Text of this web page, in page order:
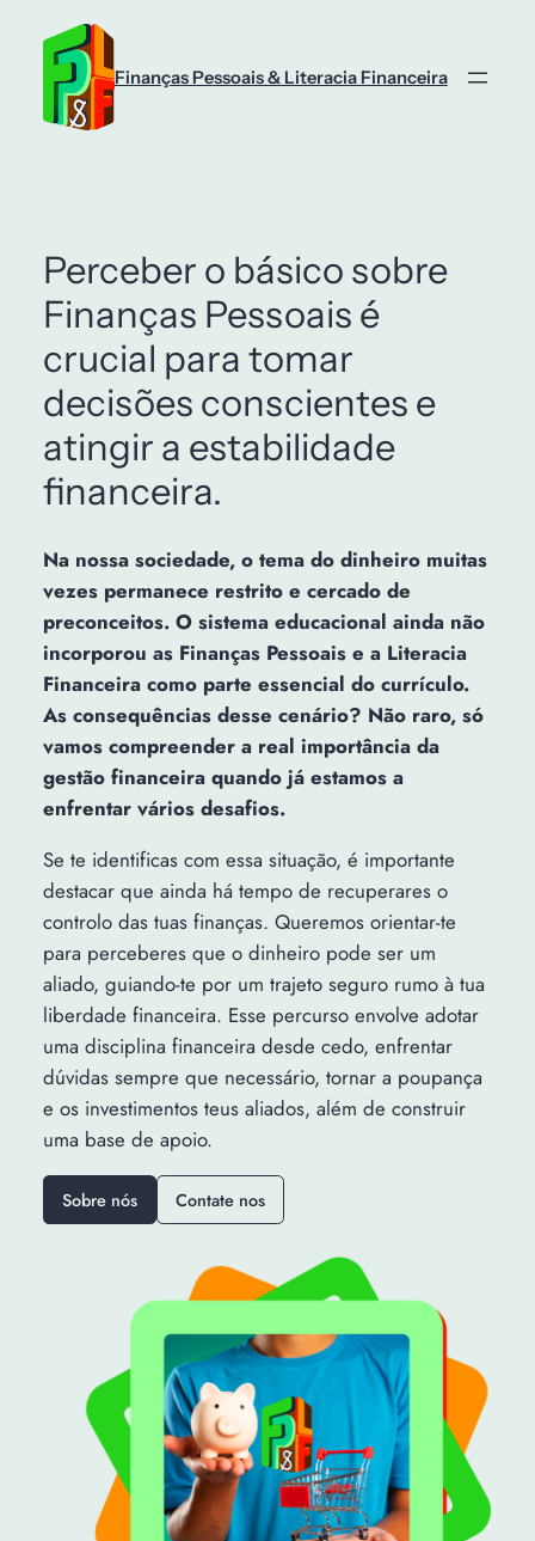
Finanças Pessoais & Literacia Financeira
Perceber o básico sobre
Finanças Pessoais é
crucial para tomar
decisões conscientes e
atingir a estabilidade
financeira.
Na nossa sociedade, o tema do dinheiro muitas
vezes permanece restrito e cercado de
preconceitos. O sistema educacional ainda não
incorporou as Finanças Pessoais e a Literacia
Financeira como parte essencial do currículo.
As consequências desse cenário? Não raro, só
vamos compreender a real importância da
gestão financeira quando já estamos a
enfrentar vários desafios.
Se te identificas com essa situação, é importante
destacar que ainda há tempo de recuperares o
controlo das tuas finanças. Queremos orientar-te
para perceberes que o dinheiro pode ser um
aliado, guiando-te por um trajeto seguro rumo à tua
liberdade financeira. Esse percurso envolve adotar
uma disciplina financeira desde cedo, enfrentar
dúvidas sempre que necessário, tornar a poupança
e os investimentos teus aliados, além de construir
uma base de apoio.
Sobre nós Contate nos